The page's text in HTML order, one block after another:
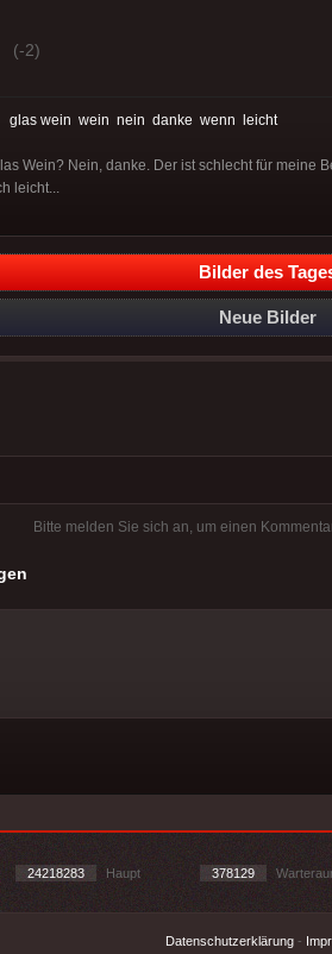
(-2)
glas wein wein nein danke wenn leicht
Wein? Nein, danke. Der ist schlecht für meine
leicht...
Bilder des
Neue Bilder
Bitte melden Sie sich an, um einen
24218283 Haupt 378129
Datenschutzerklärung-